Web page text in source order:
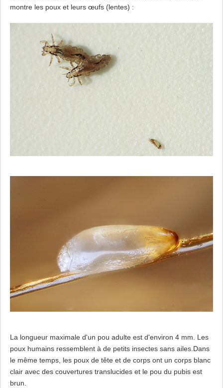
montre les poux et leurs œufs (lentes) :
La longueur maximale d'un pou adulte est d'environ 4 mm. Les
poux humains ressemblent à de petits insectes sans ailes.Dans
le même temps, les poux de tête et de corps ont un corps blanc
clair avec des couvertures translucides et le pou du pubis est
brun.